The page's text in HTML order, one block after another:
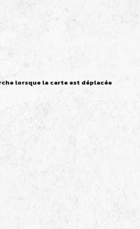
lorsque la carte est déplacée